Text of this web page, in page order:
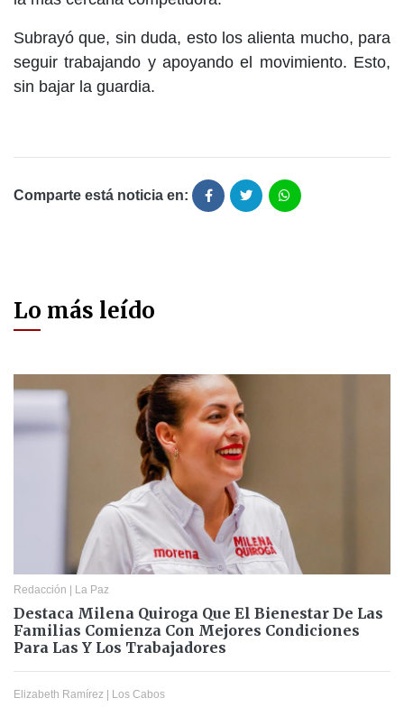
Subrayó que, sin duda, esto los alienta mucho, para
seguir trabajando y apoyando el movimiento. Esto,
sin bajar la guardia.
Comparte está noticia en:
Lo más leído
Redacción | La Paz
Destaca Milena Quiroga Que El Bienestar De Las
Familias Comienza Con Mejores Condiciones
Para Las Y Los Trabajadores
Elizabeth Ramírez | Los Cabos